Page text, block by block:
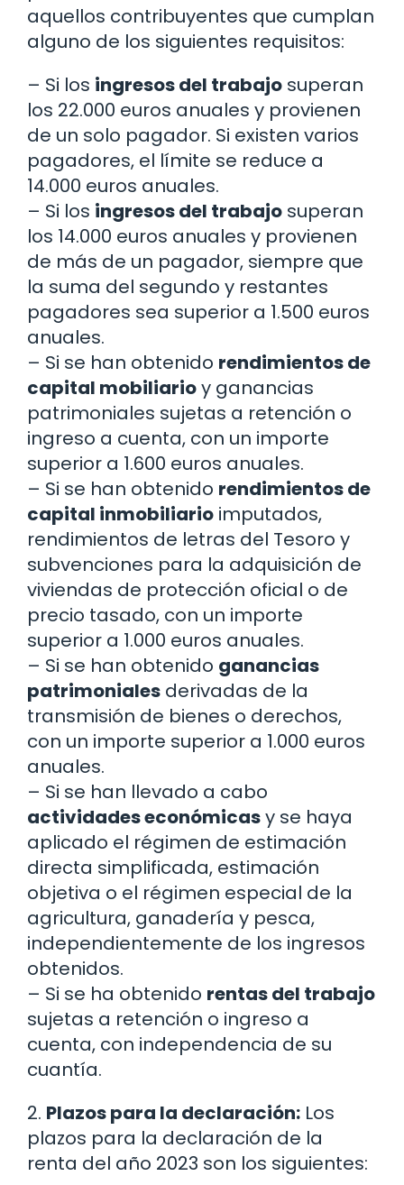
aquellos contribuyentes que cumplan
alguno de los siguientes requisitos:
– Si los ingresos del trabajo superan
los 22.000 euros anuales y provienen
de un solo pagador. Si existen varios
pagadores, el límite se reduce a
14.000 euros anuales.
– Si los ingresos del trabajo superan
los 14.000 euros anuales y provienen
de más de un pagador, siempre que
la suma del segundo y restantes
pagadores sea superior a 1.500 euros
anuales.
– Si se han obtenido rendimientos de
capital mobiliarioy ganancias
patrimoniales sujetas a retención o
ingreso a cuenta, con un importe
superior a 1.600 euros anuales.
– Si se han obtenido rendimientos de
capital inmobiliario imputados,
rendimientos de letras del Tesoro y
subvenciones para la adquisición de
viviendas de protección oficial o de
precio tasado, con un importe
superior a 1.000 euros anuales.
– Si se han obtenido ganancias
patrimoniales derivadas de la
transmisión de bienes o derechos,
con un importe superior a 1.000 euros
anuales.
– Si se han llevado a cabo
actividades económicasy se haya
aplicado el régimen de estimación
directa simplificada, estimación
objetiva o el régimen especial de la
agricultura, ganadería y pesca,
independientemente de los ingresos
obtenidos.
– Si se ha obtenido rentas del trabajo
sujetas a retención o ingreso a
cuenta, con independencia de su
cuantía.
2. Plazos para la declaración: Los
plazos para la declaración de la
renta del año 2023 son los siguientes: